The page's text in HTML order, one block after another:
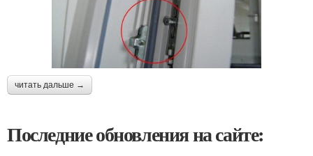
читать дальше →
Последние обновления на сайте: